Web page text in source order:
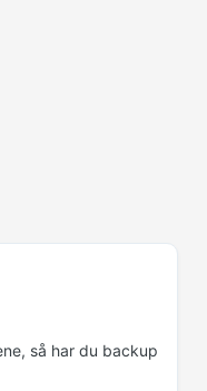
så har du backup